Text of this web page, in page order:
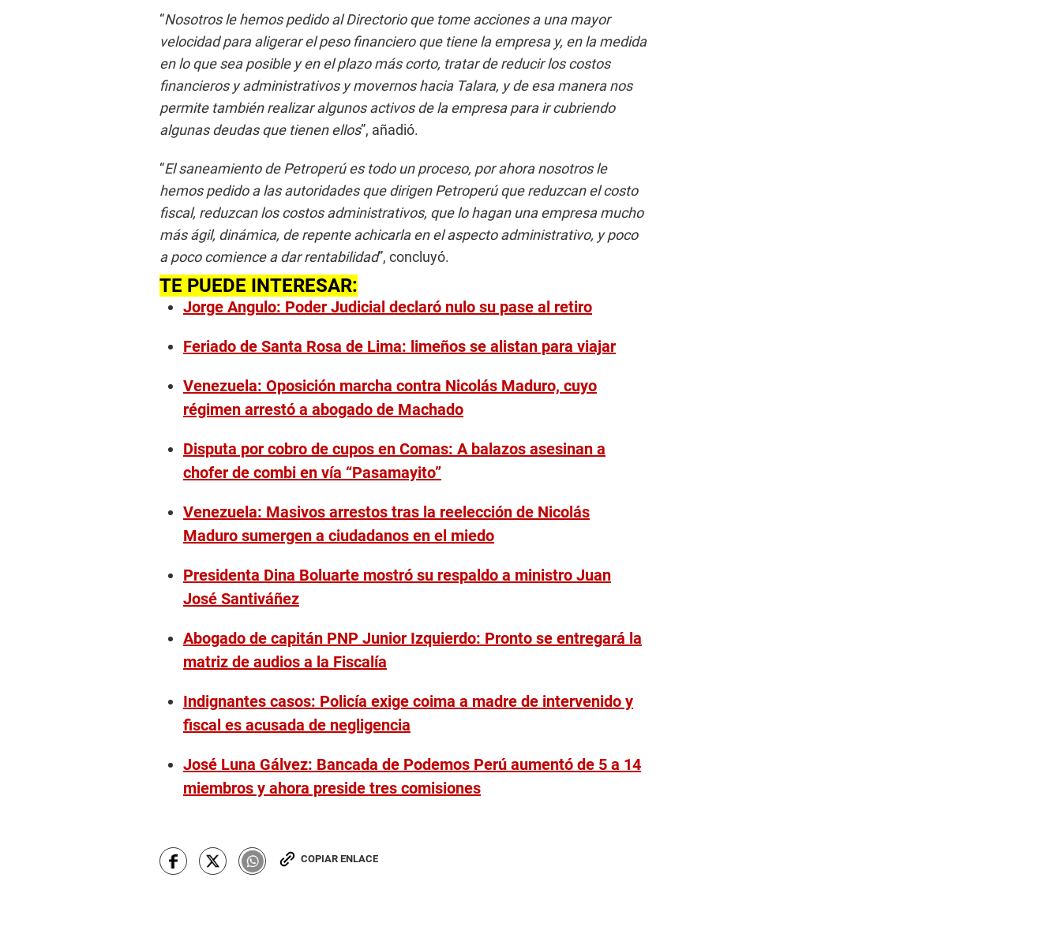
“Nosotros le hemos pedido al Directorio que tome acciones a una mayor
velocidad para aligerar el peso financiero que tiene la empresa y, en la medida
en lo que sea posible y en el plazo más corto, tratar de reducir los costos
financieros y administrativos y movernos hacia Talara, y de esa manera nos
permite también realizar algunos activos de la empresa para ir cubriendo
algunas deudas que tienen ellos”, añadió.
“El saneamiento de Petroperú es todo un proceso, por ahora nosotros le
hemos pedido a las autoridades que dirigen Petroperú que reduzcan el costo
fiscal, reduzcan los costos administrativos, que lo hagan una empresa mucho
más ágil, dinámica, de repente achicarla en el aspecto administrativo, y poco
a poco comience a dar rentabilidad”, concluyó.
TE PUEDE INTERESAR:
Jorge Angulo: Poder Judicial declaró nulo su pase al retiro
Feriado de Santa Rosa de Lima: limeños se alistan para viajar
Venezuela: Oposición marcha contra Nicolás Maduro, cuyo
régimen arrestó a abogado de Machado
Disputa por cobro de cupos en Comas: A balazos asesinan a
chofer de combi en vía “Pasamayito”
Venezuela: Masivos arrestos tras la reelección de Nicolás
Maduro sumergen a ciudadanos en el miedo
Presidenta Dina Boluarte mostró su respaldo a ministro Juan
José Santiváñez
Abogado de capitán PNP Junior Izquierdo: Pronto se entregará la
matriz de audios a la Fiscalía
Indignantes casos: Policía exige coima a madre de intervenido y
fiscal es acusada de negligencia
José Luna Gálvez: Bancada de Podemos Perú aumentó de 5 a 14
miembros y ahora preside tres comisiones
COPIAR ENLACE